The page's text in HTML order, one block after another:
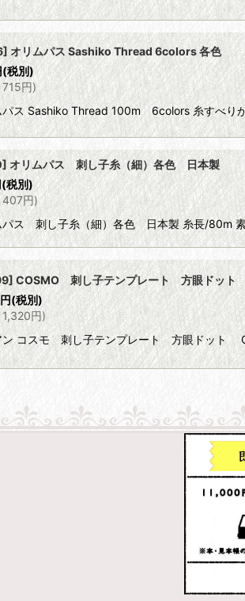
オリムパス Sashiko Thread 6colors 各色
(税別)
715円)
パス Sashiko Thread 100m 6colors 糸すべり
オリムパス 刺し子糸（細）各色 日本製
(税別)
407円)
パス 刺し子糸（細）各色 日本製 糸長/80m
COSMO 刺し子テンプレート 方眼ドット
円(税別)
1,320円)
ン コスモ 刺し子テンプレート 方眼ドット